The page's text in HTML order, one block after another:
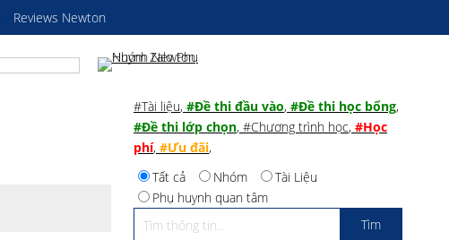
Reviews Newton
#Tài liệu, #Đề thi đầu vào, #Đề thi học bổng,
#Đề thi lớp chọn, #Chương trình học, #Học
phí, #Ưu đãi,
Tất cả
Nhóm
Tài Liệu
Phụ huynh quan tâm